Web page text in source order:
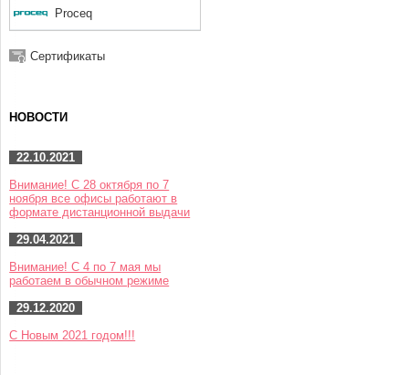
Proceq
Сертификаты
НОВОСТИ
22.10.2021
Внимание! С 28 октября по 7
ноября все офисы работают в
формате дистанционной выдачи
29.04.2021
Внимание! С 4 по 7 мая мы
работаем в обычном режиме
29.12.2020
С Новым 2021 годом!!!